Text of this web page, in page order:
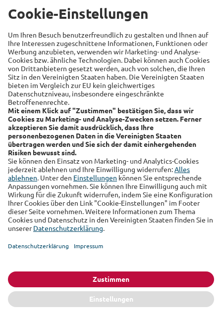
Recht
Auto
Sicherheit
Familie
Links
Alte Leipziger
Hallesche
RSS-Feed
Über uns
Kundenmagazin
Datenschutz Impressum Cookie Einstellungen